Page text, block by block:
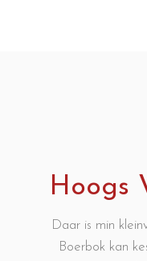
Hoogs
Daar is min
Boerbok kan